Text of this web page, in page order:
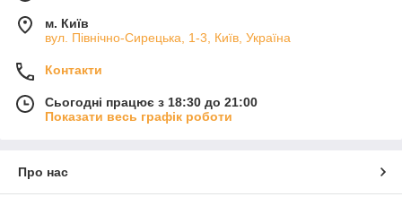
м. Київ
вул. Північно-Сирецька, 1-3, Київ, Україна
Контакти
Сьогодні працює з 18:30 до 21:00
Показати весь графік роботи
Про нас